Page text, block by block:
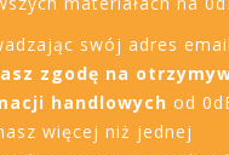
swój adres
zgodę na
handlowych od
więcej niż jednej